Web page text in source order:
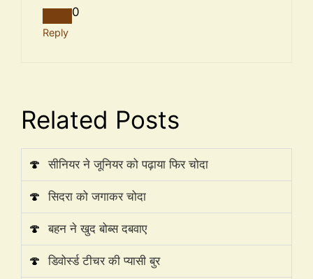
0
Reply
Related Posts
🍄 सीनियर ने जूनियर को पढ़ाया फिर चोदा
🍄 सिदरा को जगाकर चोदा
🍄 बहन ने खुद बोब्स दबवाए
🍄 डिवोर्स्ड टीचर की प्यासी बुर